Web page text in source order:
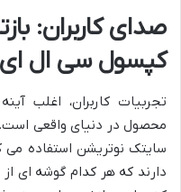
صدای کاربران:
کپسول سی ال
تجربیات کاربران، اغلب
محصول در دنیای واقعی
سایتک نوتریشن استفاده می
دارند که هر کدام گوشه ای